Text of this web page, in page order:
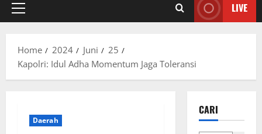
LIVE
Home 2024 Juni
25
Kapolri: Idul Adha Momentum Jaga Toleransi
Daerah
CARI